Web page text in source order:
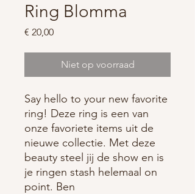
Ring Blomma
€ 20,00Prijs
Niet op voorraad
Say hello to your new favorite
ring! Deze ring is een van
onze favoriete items uit de
nieuwe collectie. Met deze
beauty steel jij de show en is
je ringen stash helemaal on
point. Ben